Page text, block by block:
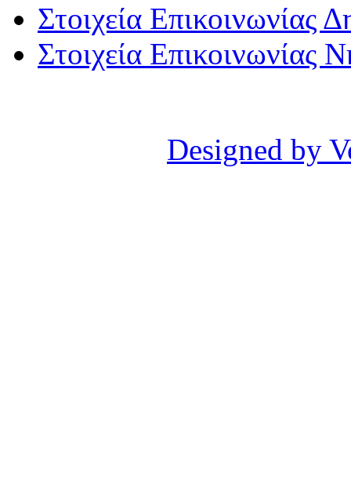
Στοιχεία Επικοινωνίας
Στοιχεία Επικοινωνίας
Designed by